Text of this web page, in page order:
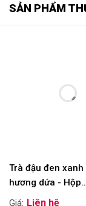
SẢN PHẨM
Trà đậu đen xanh
hương dứa - Hộp
(500gram)